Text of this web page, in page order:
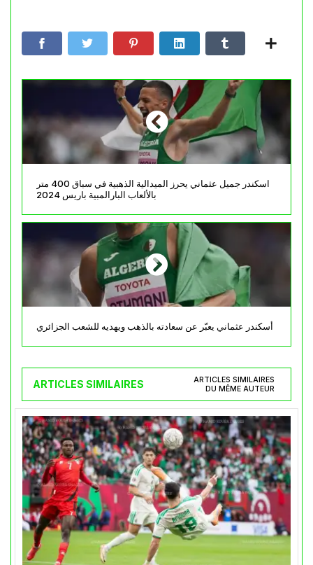
اسكندر جميل عثماني يحرز الميدالية الذهبية في سباق 400 متر
بالألعاب البارالمبية باريس 2024
أسكندر عثماني يعبّر عن سعادته بالذهب ويهديه للشعب الجزائري
ARTICLES SIMILAIRES
ARTICLES SIMILAIRES
DU MÊME AUTEUR